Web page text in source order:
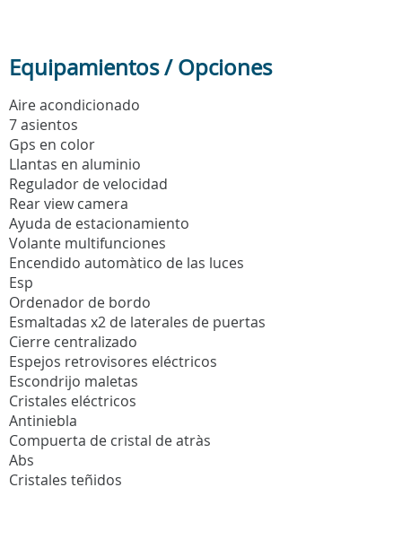
Equipamientos / Opciones
Aire acondicionado
7 asientos
Gps en color
Llantas en aluminio
Regulador de velocidad
Rear view camera
Ayuda de estacionamiento
Volante multifunciones
Encendido automàtico de las luces
Esp
Ordenador de bordo
Esmaltadas x2 de laterales de puertas
Cierre centralizado
Espejos retrovisores eléctricos
Escondrijo maletas
Cristales eléctricos
Antiniebla
Compuerta de cristal de atràs
Abs
Cristales teñidos